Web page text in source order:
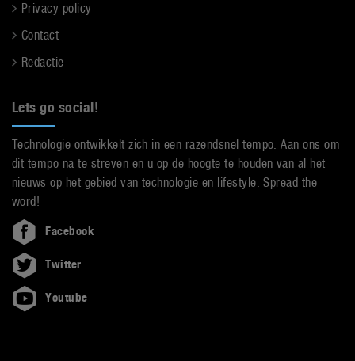
Privacy policy
Contact
Redactie
Lets go social!
Technologie ontwikkelt zich in een razendsnel tempo. Aan ons om
dit tempo na te streven en u op de hoogte te houden van al het
nieuws op het gebied van technologie en lifestyle. Spread the
word!
Facebook
Twitter
Youtube